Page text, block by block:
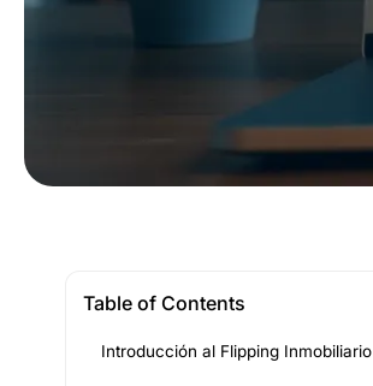
Table of Contents
Introducción al Flipping Inmobiliario